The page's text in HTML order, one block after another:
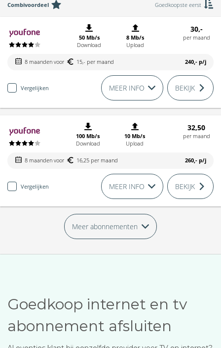
Combivoordeel Goedkoopste eerst
50 Mb/s
Download
8 Mb/s
Upload
30,-
per maand
8 maanden voor 15,- per maand 240,- p/j
Vergelijken MEER INFO BEKIJK
100 Mb/s
Download
10 Mb/s
Upload
32,50
per maand
8 maanden voor 16,25 per maand 260,- p/j
Vergelijken MEER INFO BEKIJK
Meer abonnementen
Goedkoop internet en tv
abonnement afsluiten